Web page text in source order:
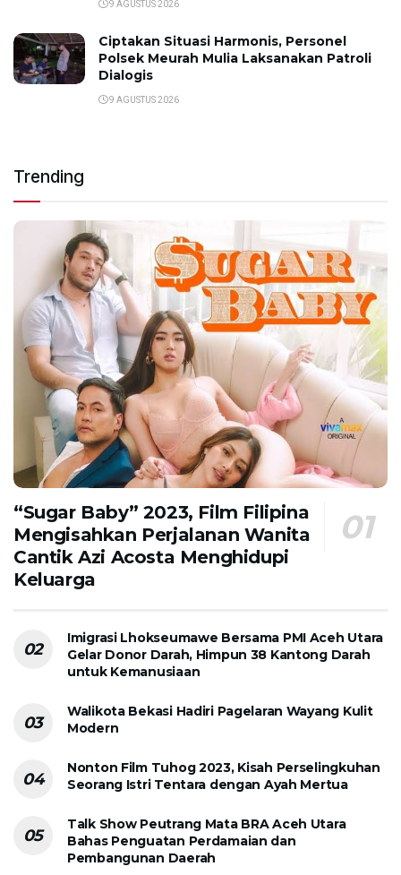
9 AGUSTUS 2026
Ciptakan Situasi Harmonis, Personel
Polsek Meurah Mulia Laksanakan Patroli
Dialogis
9 AGUSTUS 2026
Trending
“Sugar Baby” 2023, Film Filipina
Mengisahkan Perjalanan Wanita
Cantik Azi Acosta Menghidupi
Keluarga
Imigrasi Lhokseumawe Bersama PMI Aceh Utara
Gelar Donor Darah, Himpun 38 Kantong Darah
untuk Kemanusiaan
Walikota Bekasi Hadiri Pagelaran Wayang Kulit
Modern
Nonton Film Tuhog 2023, Kisah Perselingkuhan
Seorang Istri Tentara dengan Ayah Mertua
Talk Show Peutrang Mata BRA Aceh Utara
Bahas Penguatan Perdamaian dan
Pembangunan Daerah